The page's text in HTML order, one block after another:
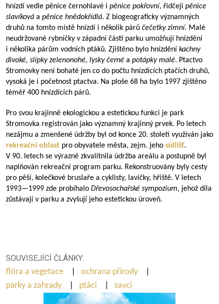
hnízdí vedle pěnice černohlavé i pěnice pokřovní, řidčeji pěnice
slavíková a pěnice hnědokřídlá. Z biogeograficky významných
druhů na tomto místě hnízdí i několik párů čečetky zimní. Malé
neudržované rybníčky v západní části parku umožňují hnízdění
i několika párům vodních ptáků. Zjištěno bylo hnízdění kachny
divoké, slípky zelenonohé, lysky černé a potápky malé. Ptactvo
Stromovky není bohaté jen co do počtu hnízdících ptačích druhů,
vysoká je i početnost ptactva. Na ploše 68 ha bylo 1997 zjištěno
téměř 400 hnízdících párů.
Pro svou krajinně ekologickou a estetickou funkci je park
Stromovka registrován jako významný krajinný prvek. Po letech
nezájmu a zmenšené údržby byl od konce 20. století využíván jako
rekreační oblast pro obyvatele města, zejm. jeho sídlišť.
V 90. letech se výrazně zkvalitnila údržba areálu a postupně byl
naplňován rekreační program parku. Rekonstruovány byly cesty
pro pěší, kolečkové bruslaře a cyklisty, lavičky, hřiště. V letech
1993—1999 zde probíhalo Dřevosochařské sympozium, jehož díla
zůstávají v parku a zvyšují jeho estetickou úroveň.
SOUVISEJÍCÍ ČLÁNKY:
flóra a vegetace
ochrana přírody
parky a zahrady
ptáci savci